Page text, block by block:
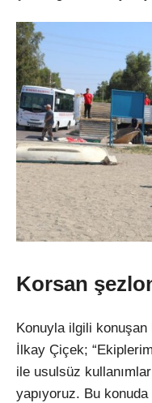
Korsan
Konuyla ilgili konuşan
İlkay Çiçek;
ile usulsüz
yapıyoruz. Bu